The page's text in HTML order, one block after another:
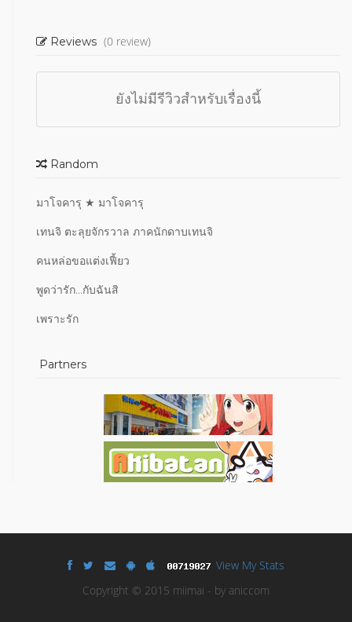
Reviews (0 review)
ยังไม่มีรีวิวสำหรับเรื่องนี้
Random
มาโจคารุ ★ มาโจคารุ
เทนจิ ตะลุยจักรวาล ภาคนักดาบเทนจิ
คนหล่อขอแต่งเฟี้ยว
พูดว่ารัก...กับฉันสิ
เพราะรัก
Partners
View My Stats
Copyright © 2015 miimai - by aniccom